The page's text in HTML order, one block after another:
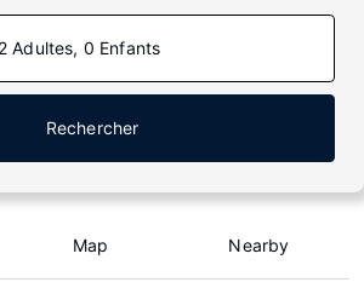
Adultes, 0 Enfants
Rechercher
Map Nearby